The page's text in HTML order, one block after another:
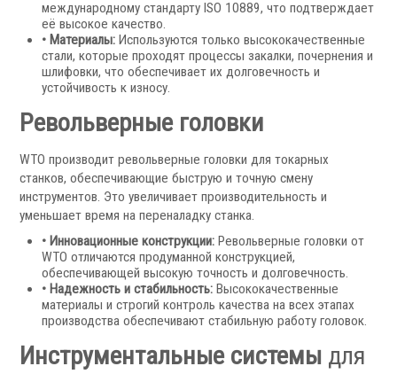
Револьверные головки
Запчасти для револьверных головок
Статические блоки
Системы УЦИ
международному стандарту ISO 10889, что подтверждает
её высокое качество.
• Материалы: Используются только высококачественные
стали, которые проходят процессы закалки, почернения и
шлифовки, что обеспечивает их долговечность и
устойчивость к износу.
Револьверные головки
WTO производит револьверные головки для токарных
станков, обеспечивающие быструю и точную смену
инструментов. Это увеличивает производительность и
уменьшает время на переналадку станка.
• Инновационные конструкции: Револьверные головки от
WTO отличаются продуманной конструкцией,
обеспечивающей высокую точность и долговечность.
• Надежность и стабильность: Высококачественные
материалы и строгий контроль качества на всех этапах
производства обеспечивают стабильную работу головок.
Инструментальные системы для